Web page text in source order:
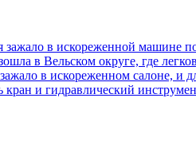
зажало в искореженной машине
в Вельском округе, где
в искореженном салоне, и
кран и гидравлический